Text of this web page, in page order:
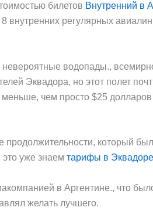
билетов Внутренний в
внутренних регулярных
невероятные водопады.,
Эквадора, но этот полет
чем просто $25 долларов
продолжительности, который
уже знаем тарифы в
в Аргентине., что
желать лучшего.